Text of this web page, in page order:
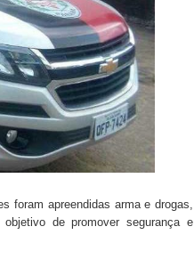
à
serviços do
foram apreendidas arma e drogas,
de promover segurança e